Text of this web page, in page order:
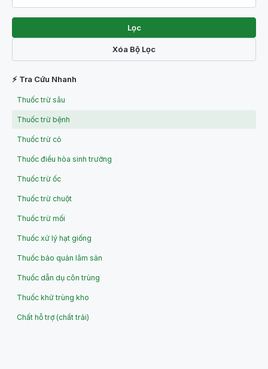
Lọc
Xóa Bộ Lọc
⚡ Tra Cứu Nhanh
Thuốc trừ sâu
Thuốc trừ bệnh
Thuốc trừ cỏ
Thuốc điều hòa sinh trưởng
Thuốc trừ ốc
Thuốc trừ chuột
Thuốc trừ mối
Thuốc xử lý hạt giống
Thuốc bảo quản lâm sản
Thuốc dẫn dụ côn trùng
Thuốc khử trùng kho
Chất hỗ trợ (chất trải)